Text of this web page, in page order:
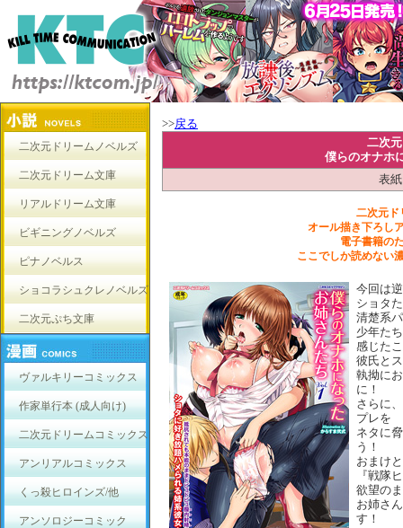
二次元ドリームノベルズ
二次元ドリーム文庫
リアルドリーム文庫
ビギニングノベルズ
ピナノベルス
ショコラシュクレノベルズ
二次元ぷち文庫
ヴァルキリーコミックス
作家単行本 (成人向け)
二次元ドリームコミックス
アンリアルコミックス
くっ殺ヒロインズ/他
アンソロジーコミック
>>戻る
二次
僕らのオナホ
表
二次元ド
オール描き下ろし
電子書籍の
ここでしか読めない
今回は
ショタ
清楚系
少年た
感じた
彼氏と
執拗に
に！
さらに
プレを
ネタに
う！
おまけ
『戦隊
欲望の
お姉さ
す！